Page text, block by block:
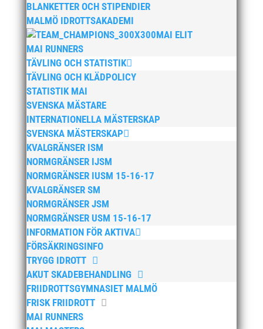
BLANKETTER OCH STIPENDIER
MALMÖ IDROTTSAKADEMI
MAI ELIT
MAI RUNNERS
TÄVLING OCH STATISTIK
TÄVLING OCH KLÄDPOLICY
STATISTIK MAI
SVENSKA MÄSTARE
INTERNATIONELLA MÄSTERSKAP
SVENSKA MÄSTERSKAP
KVALGRÄNSER ISM
NORMGRÄNSER IJSM
NORMGRÄNSER IUSM 15-16-17
KVALGRÄNSER SM
NORMGRÄNSER JSM
NORMGRÄNSER USM 15-16-17
INFORMATION FÖR AKTIVA
FÖRSÄKRINGSINFO
TRYGG IDROTT
AKUT SKADEBEHANDLING
FRIIDROTTSGYMNASIET MALMÖ
FRISK FRIIDROTT
MAI RUNNERS
juli 2025
april 2025
mars 2025
januari 2025
oktober 2024
september 2024
augusti 2024
juni 2024
april 2024
mars 2024
februari 2024
januari 2024
december 2023
maj 2023
april 2023
januari 2023
november 2022
oktober 2022